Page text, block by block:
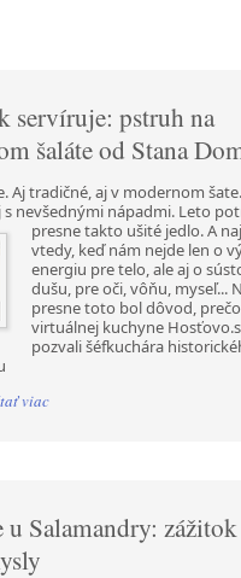
servíruje: pstruh na
šaláte od Stana
Aj tradičné, aj v modernom
s nevšednými nápadmi. Leto
presne takto ušité jedlo. A
vtedy, keď nám nejde len o
energiu pre telo, ale aj o
dušu, pre oči, vôňu, myseľ...
presne toto bol dôvod,
virtuálnej kuchyne
pozvali šéfkuchára
viac
Salamandry: